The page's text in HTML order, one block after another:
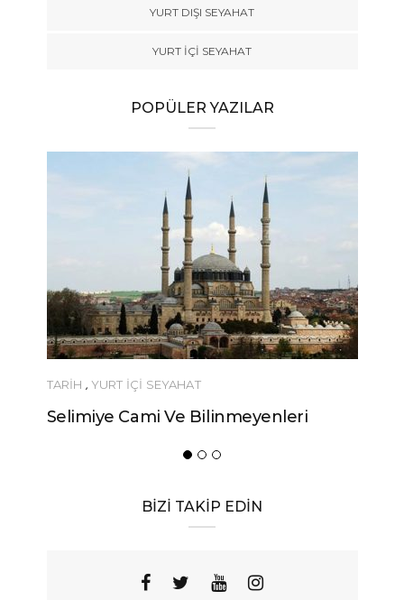
YURT DIŞI SEYAHAT
YURT İÇİ SEYAHAT
POPÜLER YAZILAR
YEME-İÇME
Urfa’nın Birbirinden Lezzetli 10